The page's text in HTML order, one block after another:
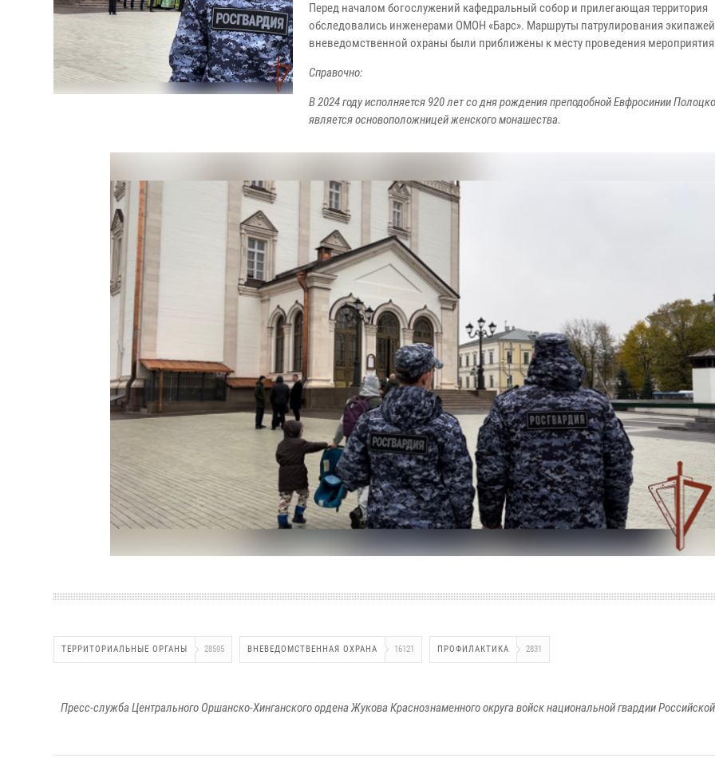
Перед началом богослужений кафедральный собор и прилегающая территория
обследовались инженерами ОМОН «Барс». Маршруты патрулирования экипажей
вневедомственной охраны были приближены к месту проведения
Справочно:
В 2024 году исполняется 920 лет со дня рождения преподобной Евфросинии
является основоположницей женского монашества.
ТЕРРИТОРИАЛЬНЫЕ ОРГАНЫ 28595 ВНЕВЕДОМСТВЕННАЯ ОХРАНА 16121 ПРОФИЛАКТИКА 2831
Пресс-служба Центрального Оршанско-Хинганского ордена Жукова Краснознаменного округа войск национальной гвардии